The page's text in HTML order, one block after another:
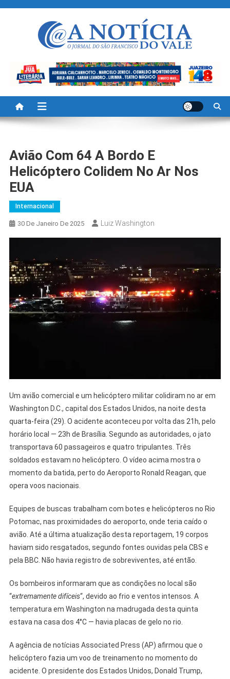
A Noticia Do Vale
Avião Com 64 A Bordo E
Helicóptero Colidem No Ar Nos
EUA
Internacional
30 De Janeiro De 2025 Luiz Washington
Um avião comercial e um helicóptero militar colidiram no ar em
Washington D.C., capital dos Estados Unidos, na noite desta
quarta-feira (29). O acidente aconteceu por volta das 21h, pelo
horário local — 23h de Brasília. Segundo as autoridades, o jato
transportava 60 passageiros e quatro tripulantes. Três
soldados estavam no helicóptero. O vídeo acima mostra o
momento da batida, perto do Aeroporto Ronald Reagan, que
opera voos nacionais.
Equipes de buscas trabalham com botes e helicópteros no Rio
Potomac, nas proximidades do aeroporto, onde teria caído o
avião. Até a última atualização desta reportagem, 19 corpos
haviam sido resgatados, segundo fontes ouvidas pela CBS e
pela BBC. Não havia registro de sobreviventes, até então.
Os bombeiros informaram que as condições no local são
“extremamente difíceis“, devido ao frio e ventos intensos. A
temperatura em Washington na madrugada desta quinta
estava na casa dos 4°C — havia placas de gelo no rio.
A agência de notícias Associated Press (AP) afirmou que o
helicóptero fazia um voo de treinamento no momento do
acidente. O presidente dos Estados Unidos, Donald Trump,